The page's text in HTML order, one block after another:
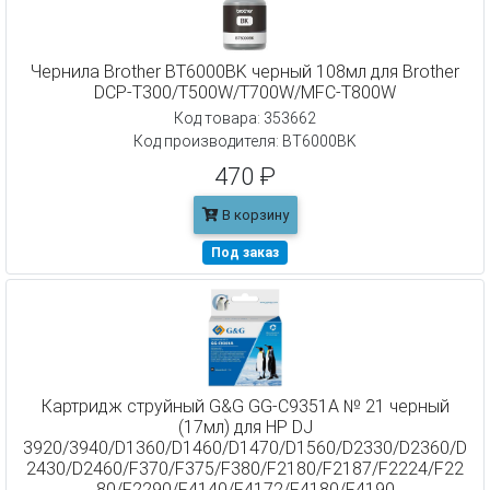
Чернила Brother BT6000BK черный 108мл для Brother
DCP-T300/T500W/T700W/MFC-T800W
Код товара: 353662
Код производителя: BT6000BK
470 ₽
В корзину
Под заказ
Картридж струйный G&G GG-C9351A № 21 черный
(17мл) для HP DJ
3920/3940/D1360/D1460/D1470/D1560/D2330/D2360/D
2430/D2460/F370/F375/F380/F2180/F2187/F2224/F22